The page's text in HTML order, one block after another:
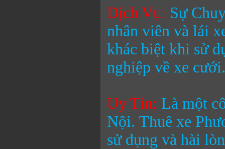
Dịch Vụ: Sự
nhân viên và lái
khác biệt khi sử
nghiệp về xe cưới.
Uy Tín: Là một
Nội. Thuê xe
sử dụng và hài